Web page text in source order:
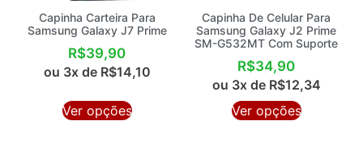
Capinha Carteira Para
Samsung Galaxy J7 Prime
R$39,90
ou 3x de R$14,10
Ver opções
Capinha De Celular Para
Samsung Galaxy J2 Prime
SM-G532MT Com Suporte
R$34,90
ou 3x de R$12,34
Ver opções